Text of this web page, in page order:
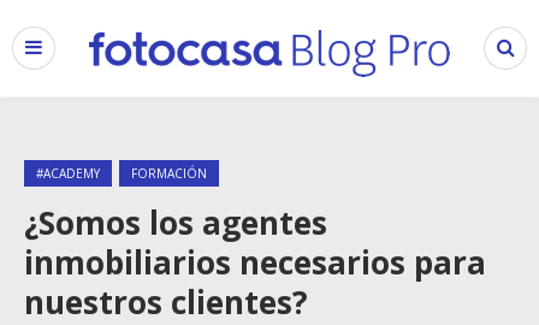
#ACADEMY FORMACIÓN
¿Somos los agentes
inmobiliarios necesarios para
nuestros clientes?